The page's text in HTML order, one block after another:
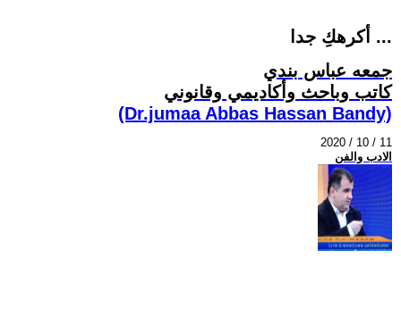
أكرهكِ جدا ...
جمعه عباس بندي
كاتب وباحث وأكاديمي وقانوني
(Dr.jumaa Abbas Hassan Bandy)
2020 / 10 / 11
الادب والفن